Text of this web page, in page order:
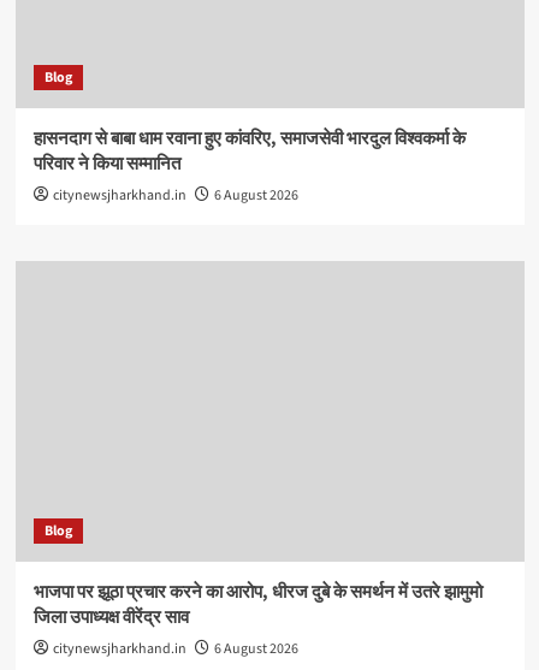
Blog
हासनदाग से बाबा धाम रवाना हुए कांवरिए, समाजसेवी भारदुल विश्वकर्मा के
परिवार ने किया सम्मानित
citynewsjharkhand.in 6 August 2026
Blog
भाजपा पर झूठा प्रचार करने का आरोप, धीरज दुबे के समर्थन में उतरे झामुमो
जिला उपाध्यक्ष वीरेंद्र साव
citynewsjharkhand.in 6 August 2026